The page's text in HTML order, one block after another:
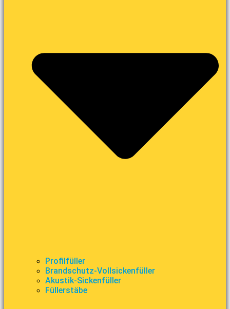
Profilfüller
Brandschutz-Vollsickenfüller
Akustik-Sickenfüller
Füllerstäbe